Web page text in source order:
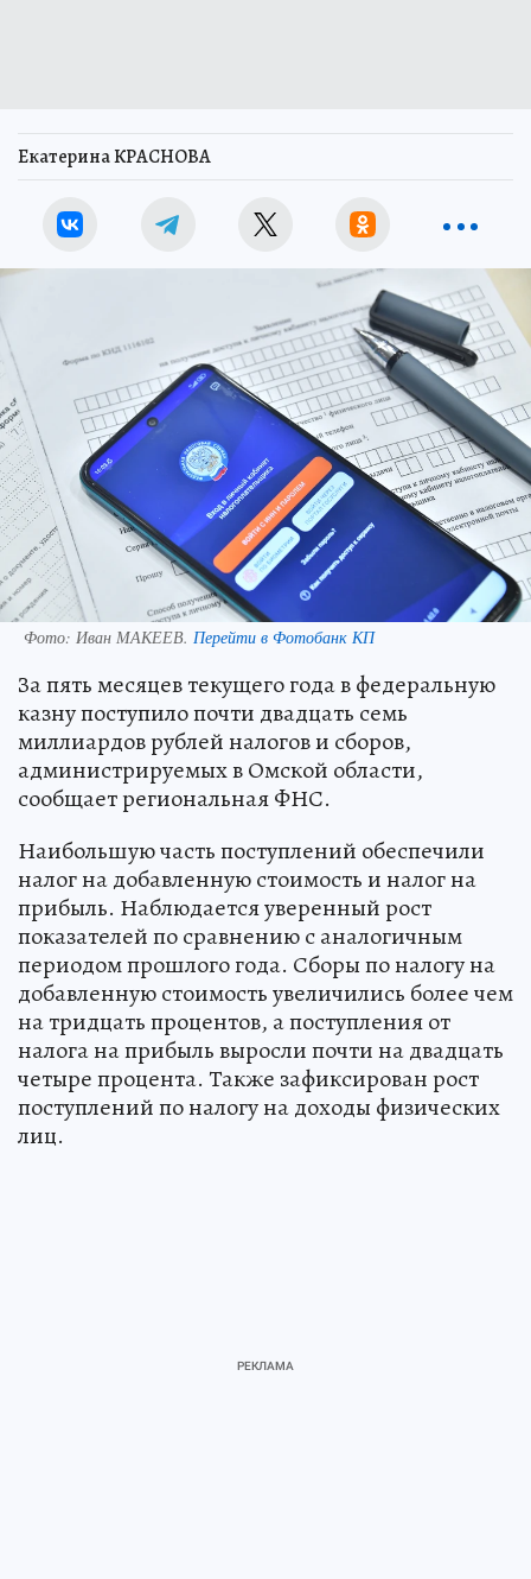
Екатерина КРАСНОВА
Фото: Иван МАКЕЕВ. Перейти в Фотобанк КП
За пять месяцев текущего года в федеральную
казну поступило почти двадцать семь
миллиардов рублей налогов и сборов,
администрируемых в Омской области,
сообщает региональная ФНС.
Наибольшую часть поступлений обеспечили
налог на добавленную стоимость и налог на
прибыль. Наблюдается уверенный рост
показателей по сравнению с аналогичным
периодом прошлого года. Сборы по налогу на
добавленную стоимость увеличились более чем
на тридцать процентов, а поступления от
налога на прибыль выросли почти на двадцать
четыре процента. Также зафиксирован рост
поступлений по налогу на доходы физических
лиц.